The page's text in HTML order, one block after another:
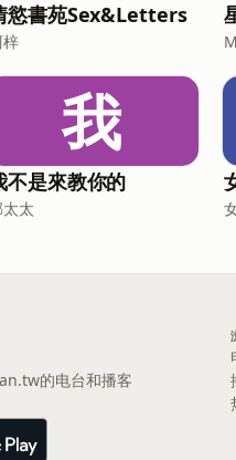
慾書苑Sex&Letters
我
不是來教你的
太
的电台和播客